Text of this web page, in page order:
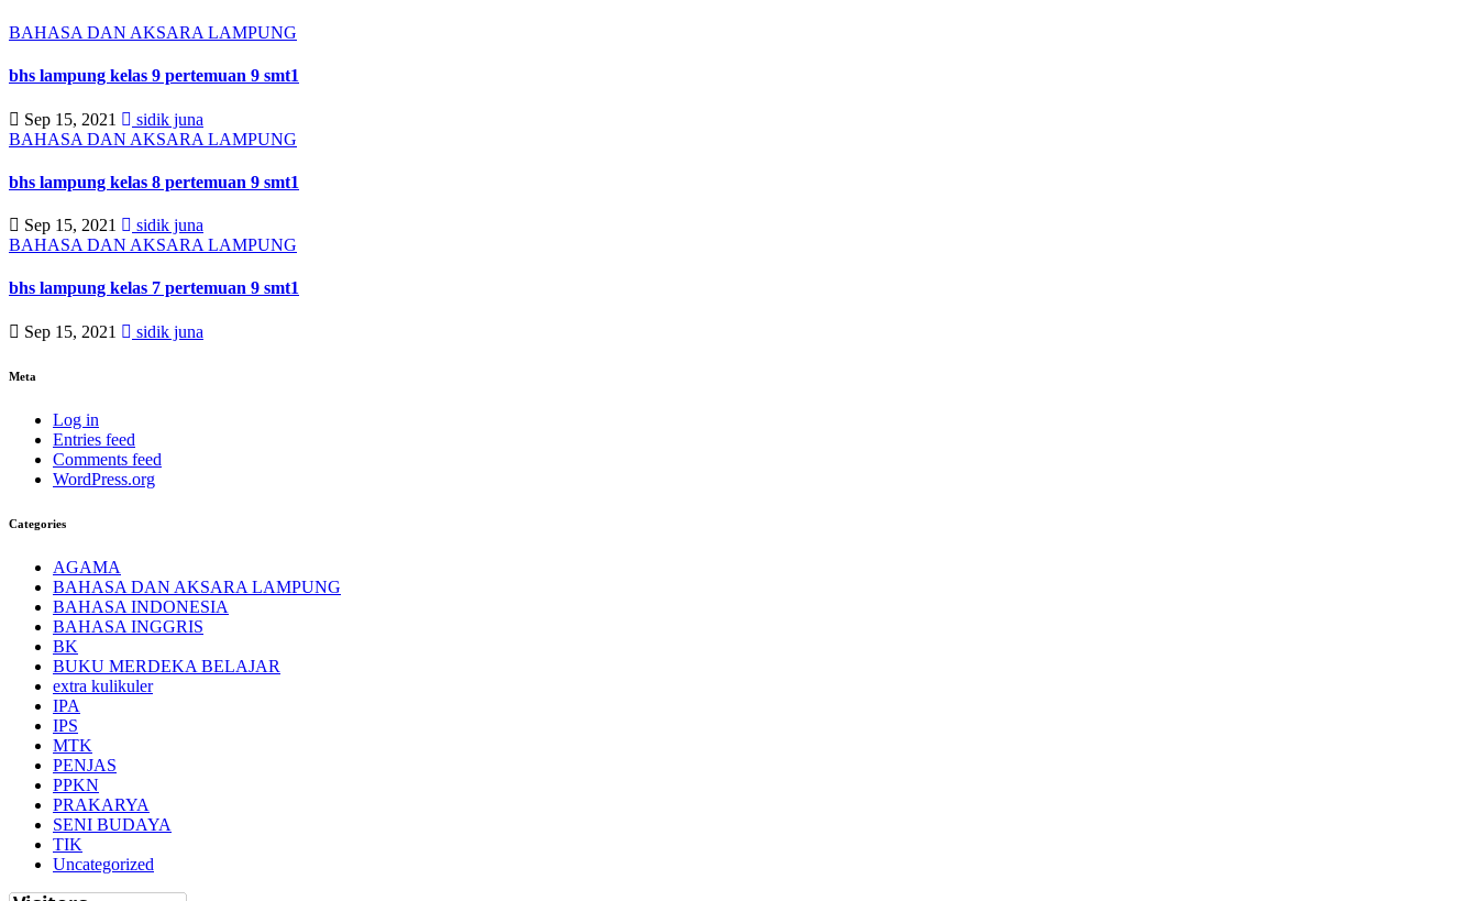
BAHASA DAN AKSARA LAMPUNG
bhs lampung kelas 9 pertemuan 9 smt1
Sep 15, 2021
sidik juna
BAHASA DAN AKSARA LAMPUNG
bhs lampung kelas 8 pertemuan 9 smt1
Sep 15, 2021
sidik juna
BAHASA DAN AKSARA LAMPUNG
bhs lampung kelas 7 pertemuan 9 smt1
Sep 15, 2021 sidik juna
Meta
Log in
Entries feed
Comments feed
WordPress.org
Categories
AGAMA
BAHASA DAN AKSARA LAMPUNG
BAHASA INDONESIA
BAHASA INGGRIS
BK
BUKU MERDEKA BELAJAR
extra kulikuler
IPA
IPS
MTK
PENJAS
PPKN
PRAKARYA
SENI BUDAYA
TIK
Uncategorized